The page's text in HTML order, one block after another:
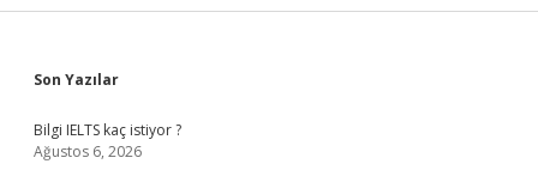
Sidebar
Son Yazılar
Bilgi IELTS kaç istiyor ?
Ağustos 6, 2026